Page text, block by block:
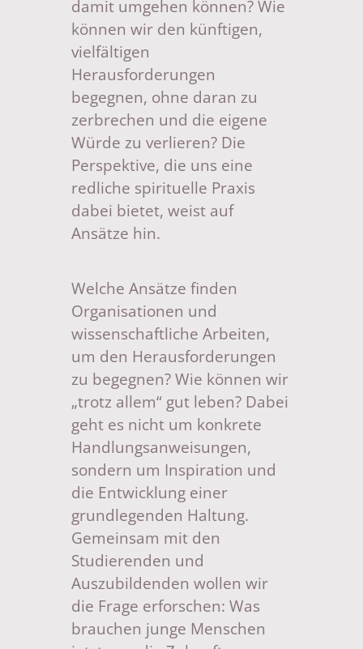
damit umgehen können? Wie
können wir den künftigen,
vielfältigen
Herausforderungen
begegnen, ohne daran zu
zerbrechen und die eigene
Würde zu verlieren? Die
Perspektive, die uns eine
redliche spirituelle Praxis
dabei bietet, weist auf
Ansätze hin.
Welche Ansätze finden
Organisationen und
wissenschaftliche Arbeiten,
um den Herausforderungen
zu begegnen? Wie können wir
„trotz allem“ gut leben? Dabei
geht es nicht um konkrete
Handlungsanweisungen,
sondern um Inspiration und
die Entwicklung einer
grundlegenden Haltung.
Gemeinsam mit den
Studierenden und
Auszubildenden wollen wir
die Frage erforschen: Was
brauchen junge Menschen